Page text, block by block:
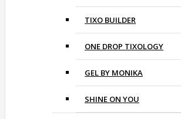
TIXO BUILDER
ONE DROP TIXOLOGY
GEL BY MONIKA
SHINE ON YOU